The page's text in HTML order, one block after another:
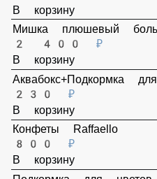
В корзину
Добавь к заказу
Мишка плюшевый средний
1 500 ₽
В корзину
Мишка плюшевый большой
2 400 ₽
В корзину